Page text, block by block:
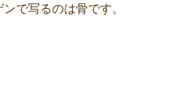
で写るのは骨です。